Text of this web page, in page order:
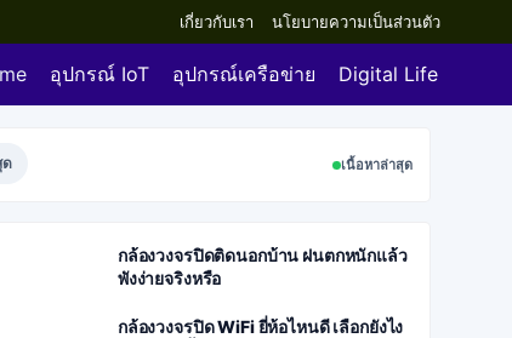
เกี่ยวกับเรา นโยบายความเป็นส่วนตัว
อุปกรณ์ IoT อุปกรณ์เครือข่าย Digital Life
ด เนื้อหาล่าสุด
กล้องวงจรปิดติดนอกบ้าน ฝนตกหนักแล้ว
พังง่ายจริงหรือ
กล้องวงจรปิด WiFi ยี่ห้อไหนดี เลือกยังไง